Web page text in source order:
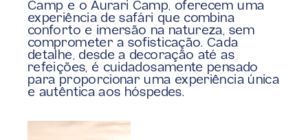
Camp e o Aurari Camp, oferecem uma
experiência de safári que combina
conforto e imersão na natureza, sem
comprometer a sofisticação. Cada
detalhe, desde a decoração até as
refeições, é cuidadosamente pensado
para proporcionar uma experiência única
e autêntica aos hóspedes.